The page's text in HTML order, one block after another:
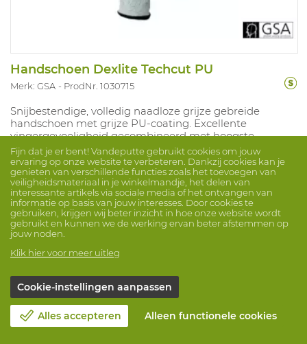
Handschoen Dexlite Techcut PU
Merk: GSA ProdNr. 1030715
Snijbestendige, volledig naadloze grijze gebreide
handschoen met grijze PU-coating. Excellente
vingergevoeligheid gecombineerd met hoogste
snijbescherming. Maten:7/8/9/10/11.
3,65 €
Vergelijk
Fijn dat je er bent! Vandeputte gebruikt cookies om jouw
ervaring op onze website te verbeteren. Dankzij cookies kan je
genieten van verschillende functies zoals het toevoegen van
veiligheidsmateriaal in je winkelmandje, het delen van
interessante artikels via sociale media of het ontvangen van
informatie op basis van jouw interesses. Door cookies te
gebruiken, krijgen wij beter inzicht in hoe onze website wordt
gebruikt en kunnen we de werking ervan beter afstemmen op
jouw noden.
Klik hier voor meer uitleg
Cookie-instellingen aanpassen
Alles accepteren Alleen functionele cookies